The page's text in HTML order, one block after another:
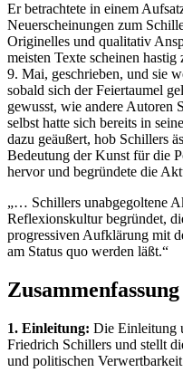
Er betrachtete in einem
Neuerscheinungen zum
Originelles und qualitativ
meisten Texte scheinen
9. Mai, geschrieben, und sie
sobald sich der Feiertaumel
gewusst, wie andere Autoren
selbst hatte sich bereits in
dazu geäußert, hob Schillers
Bedeutung der Kunst für die
hervor und begründete die
„… Schillers unabgegoltene
Reflexionskultur begründet,
progressiven Aufklärung mit
am Status quo werden läßt.“
1. Einleitung: Die Einleitung
Friedrich Schillers und stellt
und politischen